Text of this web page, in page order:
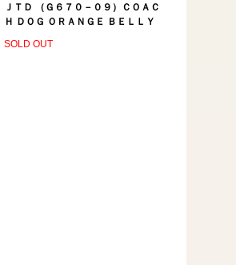
ＪＴＤ （Ｇ６７０－０９）ＣＯＡＣ
Ｈ ＤＯＧ ＯＲＡＮＧＥ ＢＥＬＬＹ
SOLD OUT